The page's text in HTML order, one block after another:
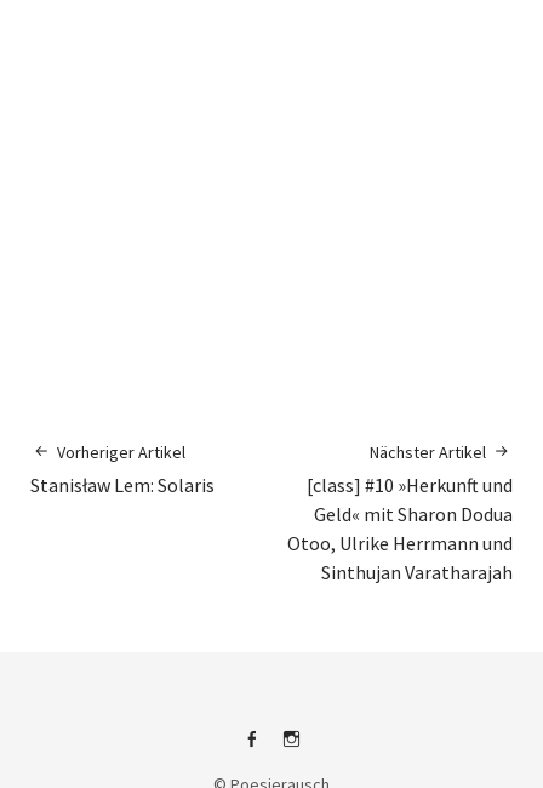
Vorheriger Artikel
Stanisław Lem: Solaris
Nächster Artikel
[class] #10 »Herkunft und
Geld« mit Sharon Dodua
Otoo, Ulrike Herrmann und
Sinthujan Varatharajah
FacebookInstagram